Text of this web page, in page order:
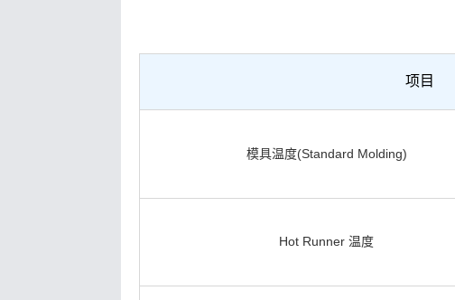
项目
模具温度(Standard Molding)
Hot Runner 温度